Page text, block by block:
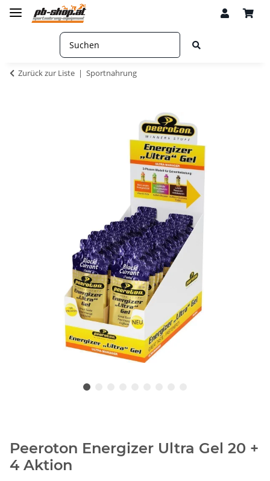
Zurück zur Liste Sportnahrung
Peeroton Energizer Ultra Gel 20 +
4 Aktion